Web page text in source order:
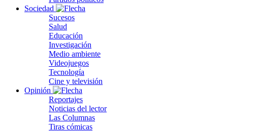
Sociedad
Sucesos
Salud
Educación
Investigación
Medio ambiente
Videojuegos
Tecnología
Cine y televisión
Opinión
Reportajes
Noticias del lector
Las Columnas
Tiras cómicas